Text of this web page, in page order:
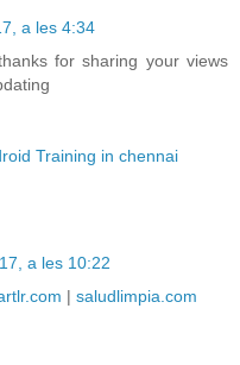
a les 4:34
for sharing your views
Training in chennai
a les 10:22
| saludlimpia.com